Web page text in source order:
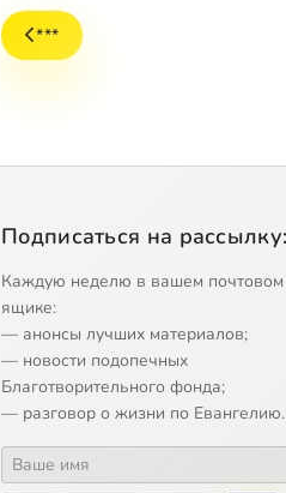
***
Подписаться на рассылку:
Каждую неделю в вашем почтовом
ящике:
— анонсы лучших материалов;
— новости подопечных
Благотворительного фонда;
— разговор о жизни по Евангелию.